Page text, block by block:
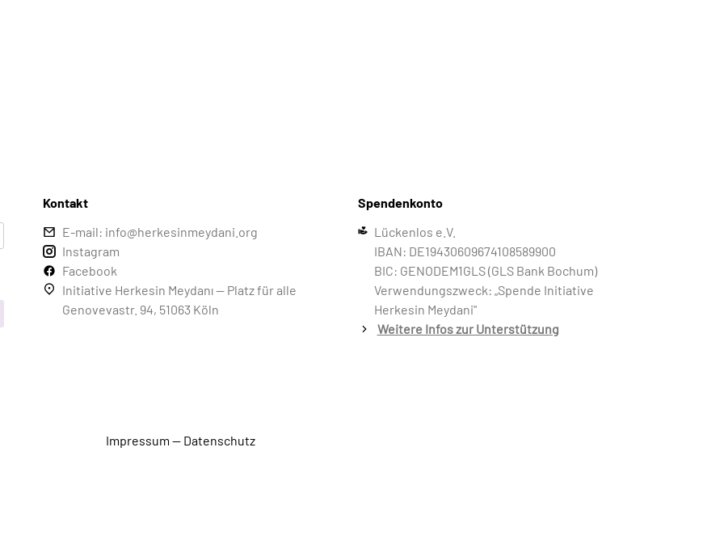
Kontakt
E-mail: info@herkesinmeydani.org
Instagram
Facebook
Initiative Herkesin Meydanı — Platz für alle
Genovevastr. 94, 51063 Köln
Spendenkonto
Lückenlos e.V.
IBAN: DE19430609674108589900
BIC: GENODEM1GLS (GLS Bank Bochum)
Verwendungszweck: „Spende Initiative
Herkesin Meydani"
Weitere Infos zur Unterstützung
Impressum — Datenschutz